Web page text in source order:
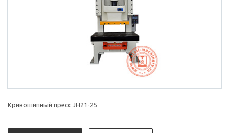
Кривошипный пресс JH21-25